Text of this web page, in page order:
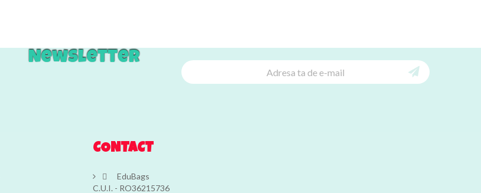
Newsletter
CONTACT

EduBags
C.U.I. - RO36215736